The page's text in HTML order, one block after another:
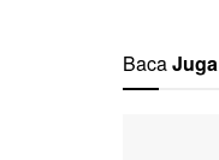
BacaJuga